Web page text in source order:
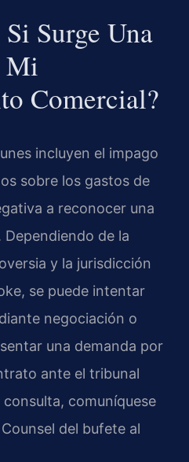
Surge Una
Mi
Comercial?
incluyen el impago
sobre los gastos de
a reconocer una
de la
y la jurisdicción
se puede intentar
negociación o
una demanda por
ante el tribunal
comuníquese
del bufete al